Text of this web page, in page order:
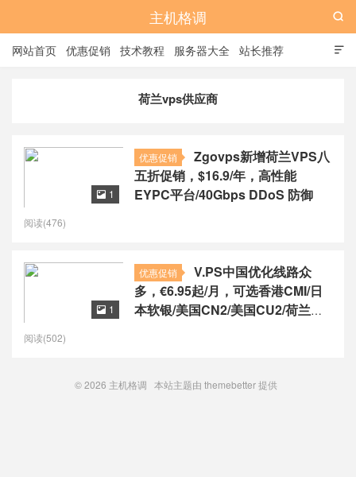
主机格调

网站首页 优惠促销 技术教程 服务器大全 站长推荐

荷兰vps供应商
优惠促销
Zgovps新增荷兰VPS八
五折促销，$16.9/年，高性能
EYPC平台/40Gbps DDoS 防御
 1
阅读(476)
优惠促销
V.PS中国优化线路众
多，€6.95起/月，可选香港CMI/日
本软银/美国CN2/美国CU2/荷兰
 1
阅读(502)
© 2026 主机格调 本站主题由 themebetter提供